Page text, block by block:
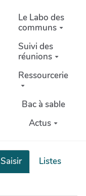
Le Labo des
communs
Suivi des
réunions
Ressourcerie
Bac à sable
Actus
Saisir
Listes